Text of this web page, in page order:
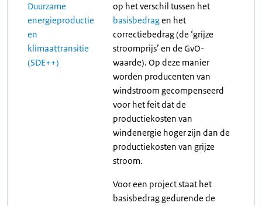
Duurzame
energieproductie
en
klimaattransitie
(SDE++)
op het verschil tussen het
basisbedragen het
correctiebedrag (de ‘grijze
stroomprijs’ en de GvO-
waarde). Op deze manier
worden producenten van
windstroom gecompenseerd
voor het feit dat de
productiekosten van
windenergie hoger zijn dan de
productiekosten van grijze
stroom.
Voor een project staat het
basisbedrag gedurende de